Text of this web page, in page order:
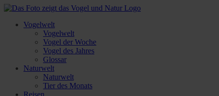
Vogelwelt
Vogelwelt
Vogel der Woche
Vogel des Jahres
Glossar
Naturwelt
Naturwelt
Tier des Monats
Reisen